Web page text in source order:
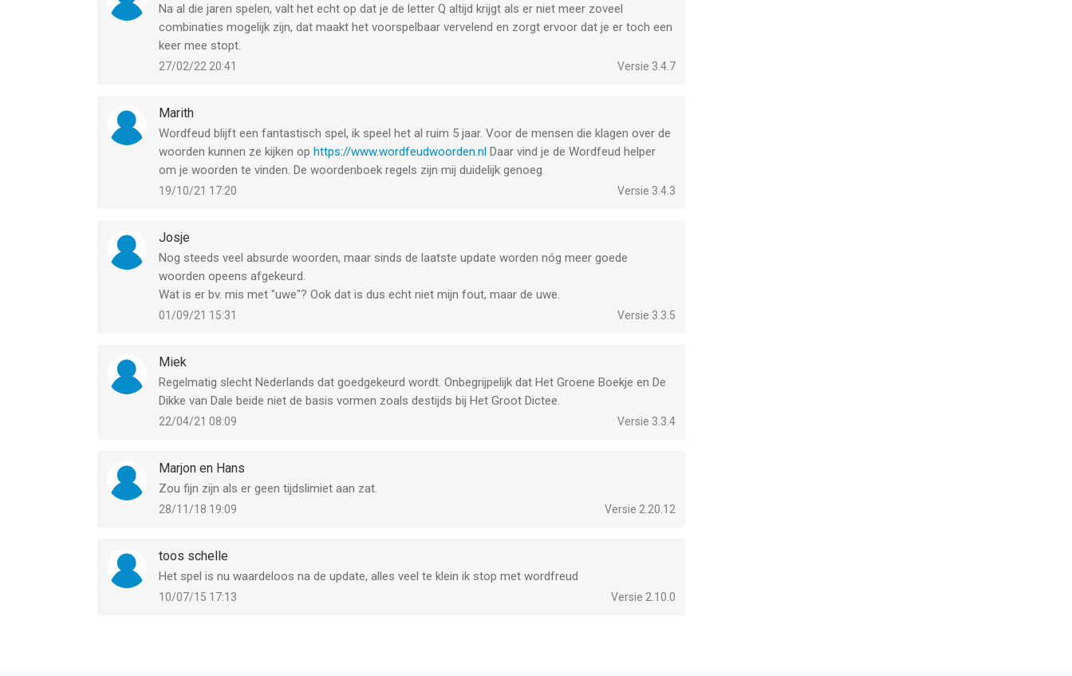
Na al die jaren spelen, valt het echt op dat je de letter Q altijd krijgt als er niet meer zoveel
combinaties mogelijk zijn, dat maakt het voorspelbaar vervelend en zorgt ervoor dat je er toch een
keer mee stopt.
Versie 3.4.7
27/02/22 20:41
Marith
Wordfeud blijft een fantastisch spel, ik speel het al ruim 5 jaar. Voor de mensen die klagen over de
woorden kunnen ze kijken op https://www.wordfeudwoorden.nl Daar vind je de Wordfeud helper
om je woorden te vinden. De woordenboek regels zijn mij duidelijk genoeg.
Versie 3.4.3
19/10/21 17:20
Josje
Nog steeds veel absurde woorden, maar sinds de laatste update worden nóg meer goede
woorden opeens afgekeurd.
Wat is er bv. mis met "uwe"? Ook dat is dus echt niet mijn fout, maar de uwe.
Versie 3.3.5
01/09/21 15:31
Miek
Regelmatig slecht Nederlands dat goedgekeurd wordt. Onbegrijpelijk dat Het Groene Boekje en De
Dikke van Dale beide niet de basis vormen zoals destijds bij Het Groot Dictee.
Versie 3.3.4
22/04/21 08:09
Marjon en Hans
Zou fijn zijn als er geen tijdslimiet aan zat.
Versie 2.20.12
28/11/18 19:09
toos schelle
Het spel is nu waardeloos na de update, alles veel te klein ik stop met wordfreud
Versie 2.10.0
10/07/15 17:13